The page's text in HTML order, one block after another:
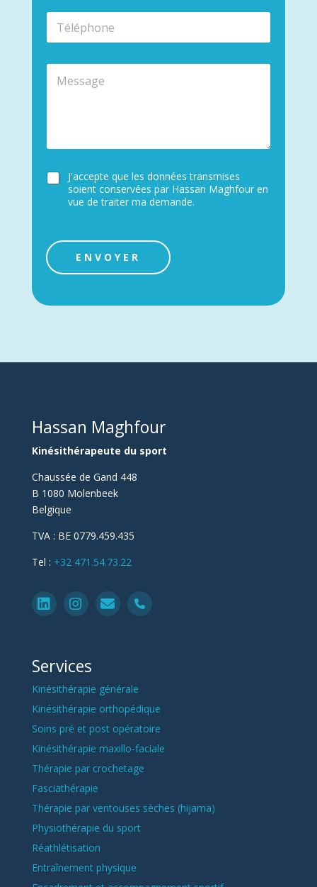
*
T
l
M
e
C
o
n
t
e
n
J'accepte que les données transmises
soient conservées par Hassan Maghfour en
vue de traiter ma demande.
ENVOYER
l
i
:
Hassan Maghfour
Kinésithérapeute du sport
Chaussée de Gand 448
B 1080 Molenbeek
Belgique
TVA : BE 0779.459.435
Tel : +32 471.54.73.22
Services
Kinésithérapie générale
Kinésithérapie orthopédique
Soins pré et post opératoire
Kinésithérapie maxillo-faciale
Thérapie par crochetage
Fasciathérapie
Thérapie par ventouses sèches (hijama)
Physiothérapie du sport
Réathlétisation
Entraînement physique